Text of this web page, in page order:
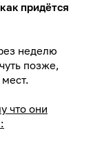
придётся
неделю
позже,
что они